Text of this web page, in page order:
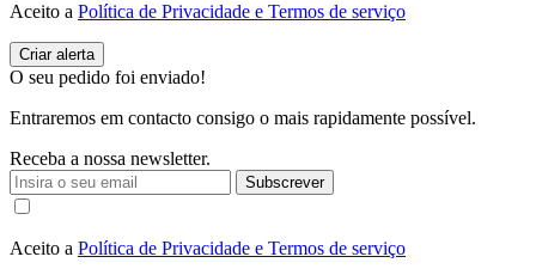
Aceito a Política de Privacidade e Termos de serviço
O seu pedido foi enviado!
Entraremos em contacto consigo o mais rapidamente possível.
Receba a nossa newsletter.
Subscrever
Aceito a Política de Privacidade e Termos de serviço